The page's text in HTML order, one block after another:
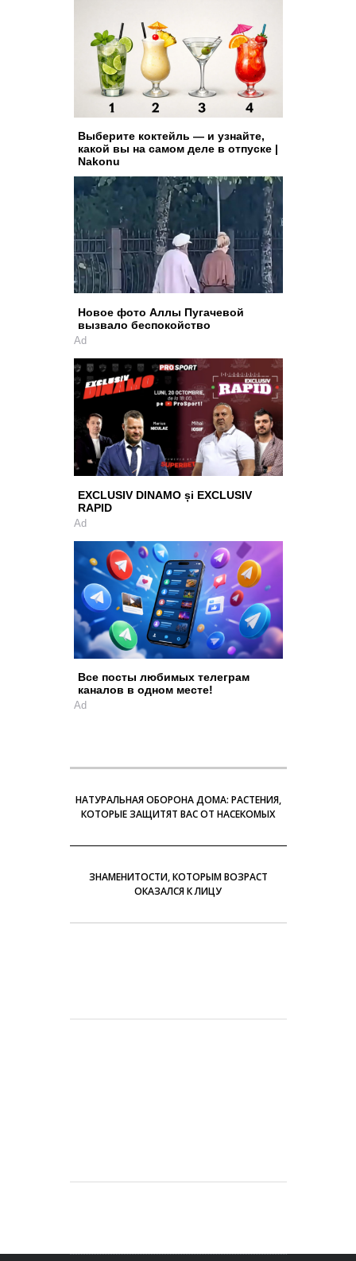
Выберите коктейль — и узнайте,
какой вы на самом деле в отпуске |
Nakonu
Новое фото Аллы Пугачевой
вызвало беспокойство
Ad
EXCLUSIV DINAMO și EXCLUSIV
RAPID
Ad
Все посты любимых телеграм
каналов в одном месте!
Ad
НАТУРАЛЬНАЯ ОБОРОНА ДОМА: РАСТЕНИЯ,
КОТОРЫЕ ЗАЩИТЯТ ВАС ОТ НАСЕКОМЫХ
ЗНАМЕНИТОСТИ, КОТОРЫМ ВОЗРАСТ
ОКАЗАЛСЯ К ЛИЦУ